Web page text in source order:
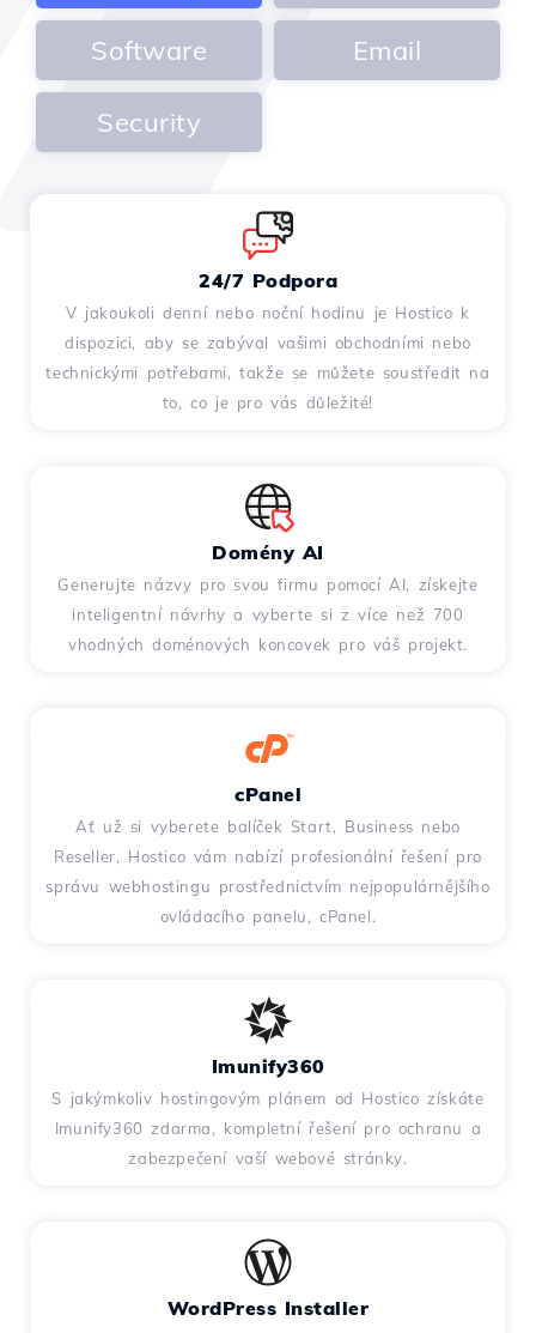
Software Email
Security
24/7 Podpora
V jakoukoli denní nebo noční hodinu je Hostico k
dispozici, aby se zabýval vašimi obchodními nebo
technickými potřebami, takže se můžete soustředit na
to, co je pro vás důležité!
Domény AI
Generujte názvy pro svou firmu pomocí AI, získejte
inteligentní návrhy a vyberte si z více než 700
vhodných doménových koncovek pro váš projekt.
cPanel
Ať už si vyberete balíček Start, Business nebo
Reseller, Hostico vám nabízí profesionální řešení pro
správu webhostingu prostřednictvím nejpopulárnějšího
ovládacího panelu, cPanel.
Imunify360
S jakýmkoliv hostingovým plánem od Hostico získáte
Imunify360 zdarma, kompletní řešení pro ochranu a
zabezpečení vaší webové stránky.
WordPress Installer